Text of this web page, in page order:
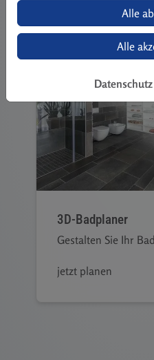
3D-Badplaner
Gestalten Sie Ihr
jetzt planen
Alle
Alle
Datenschutz